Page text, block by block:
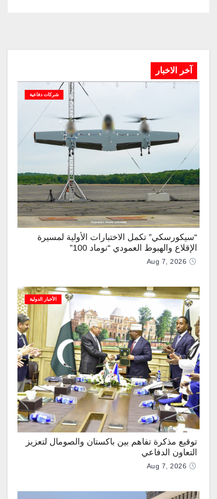
آخر الاخبار
شركات دفاعية
“سيكورسكي” تكمل الاختبارات الأولية لمسيرة
الإقلاع والهبوط العمودي “نوماد 100”
Aug 7, 2026
الأخبار الدولية
توقيع مذكرة تفاهم بين باكستان والصومال لتعزيز
التعاون الدفاعي
Aug 7, 2026